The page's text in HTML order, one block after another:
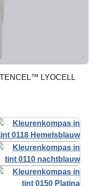
LYOCELL